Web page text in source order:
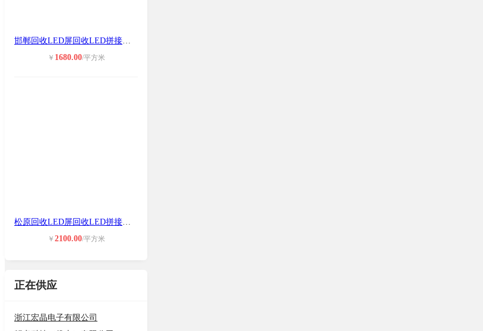
邯郸回收LED屏回收LED拼接屏维修联系
￥ 1680.00/平方米
松原回收LED屏回收LED拼接屏维修联系
￥ 2100.00/平方米
正在供应
浙江宏晶电子有限公司